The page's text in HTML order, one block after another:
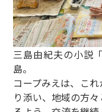
三島由紀夫の小説
島。
コープみえは、こ
り添い、地域の方